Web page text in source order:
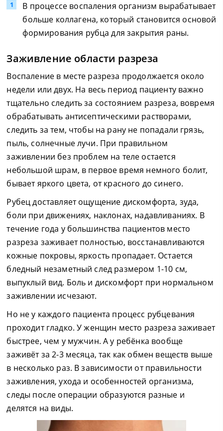
В процессе воспаления организм вырабатывает
больше коллагена, который становится основой
формирования рубца для закрытия раны.
Заживление области разреза
Воспаление в месте разреза продолжается около
недели или двух. На весь период пациенту важно
тщательно следить за состоянием разреза, вовремя
обрабатывать антисептическими растворами,
следить за тем, чтобы на рану не попадали грязь,
пыль, солнечные лучи. При правильном
заживлении без проблем на теле остается
небольшой шрам, в первое время немного болит,
бывает яркого цвета, от красного до синего.
Рубец доставляет ощущение дискомфорта, зуда,
боли при движениях, наклонах, надавливаниях. В
течение года у большинства пациентов место
разреза заживает полностью, восстанавливаются
кожные покровы, яркость пропадает. Остается
бледный незаметный след размером 1-10 см,
выпуклый вид. Боль и дискомфорт при нормальном
заживлении исчезают.
Но не у каждого пациента процесс рубцевания
проходит гладко. У женщин место разреза заживает
быстрее, чем у мужчин. А у ребёнка вообще
заживёт за 2-3 месяца, так как обмен веществ выше
в несколько раз. В зависимости от правильности
заживления, ухода и особенностей организма,
следы после операции образуются разные и
делятся на виды.